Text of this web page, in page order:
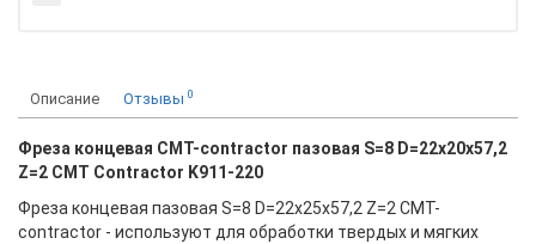
Описание Отзывы 0
Фреза концевая CMT-contractor пазовая S=8 D=22x20x57,2
Z=2 CMT Contractor K911-220
Фреза концевая пазовая S=8 D=22x25x57,2 Z=2 CMT-
contractor - используют для обработки твердых и мягких